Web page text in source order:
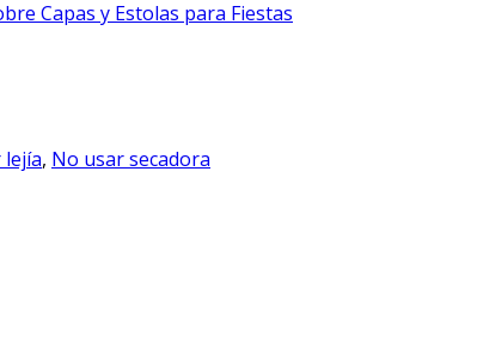
Capas y Estolas para Fiestas
lejía, No usar secadora